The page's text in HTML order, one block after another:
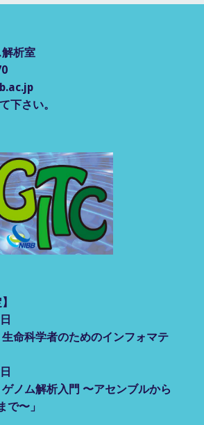
解析室
下さい。
生命科学者のためのインフォマテ
ゲノム解析入門 〜アセンブルから
で〜」